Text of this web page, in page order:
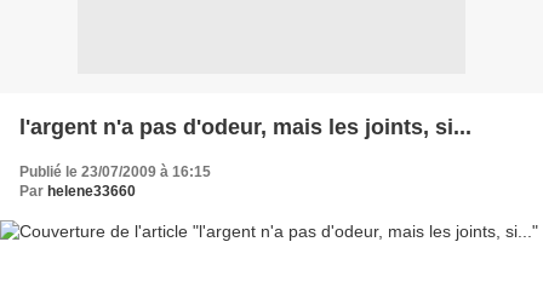
l'argent n'a pas d'odeur, mais les joints, si...
Publié le 23/07/2009 à 16:15
Par helene33660